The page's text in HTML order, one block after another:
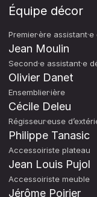
Équipe décor
Premier·ère
Jean Moulin
Second·e assistant·e
Olivier Danet
Ensemblier·ière
Cécile Deleu
Régisseur·euse
Philippe Tanasic
Accessoiriste plateau
Jean Louis Pujol
Accessoiriste meuble
Jérôme Poirier